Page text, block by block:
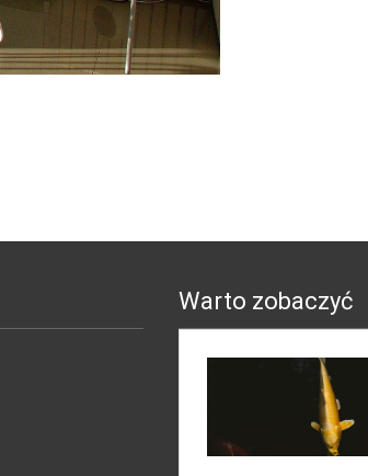
Warto zobaczyć